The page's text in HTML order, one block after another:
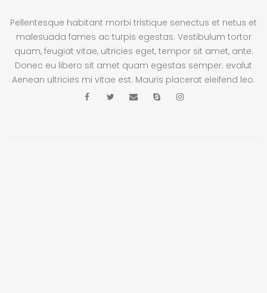
Pellentesque habitant morbi tristique senectus et netus et
malesuada fames ac turpis egestas. Vestibulum tortor
quam, feugiat vitae, ultricies eget, tempor sit amet, ante.
Donec eu libero sit amet quam egestas semper. evalut
Aenean ultricies mi vitae est. Mauris placerat eleifend leo.